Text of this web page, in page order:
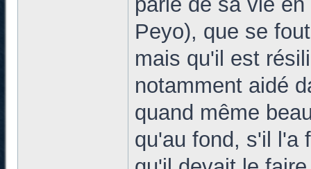
Peyo), que se
mais qu'il est
notamment aidé
quand même
qu'au fond, s'il l'a